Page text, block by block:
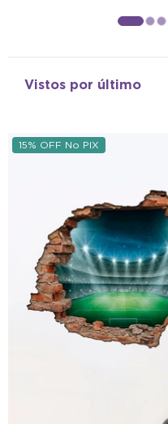
Vistos por último
15% OFF No PIX